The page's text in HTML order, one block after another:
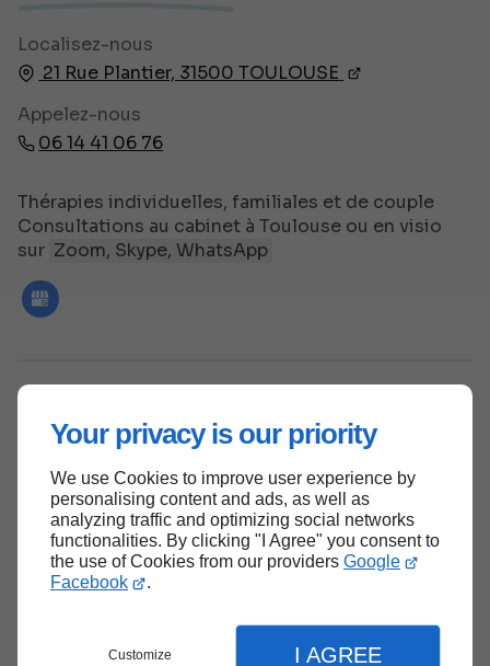
Your privacy is our priority
We use Cookies to improve user experience by
personalising content and ads, as well as
analyzing traffic and optimizing social networks
functionalities. By clicking "I Agree" you consent to
the use of Cookies from our providers Google
Facebook
.
Customize I AGREE
Localisez-nous
21 Rue Plantier, 31500 TOULOUSE
Appelez-nous
06 14 41 06 76
Thérapies individuelles, familiales et de couple
Consultations au cabinet à Toulouse ou en visio
sur Zoom, Skype, WhatsApp
Plan du site
Haut de page